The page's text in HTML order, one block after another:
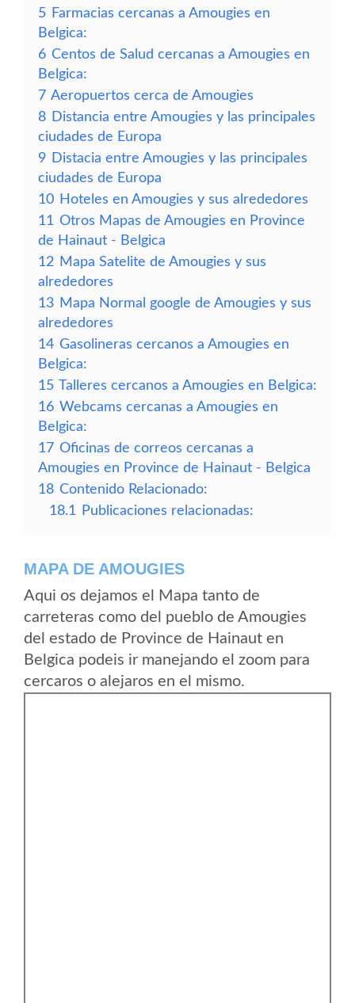
5 Farmacias cercanas a Amougies en
Belgica:
6 Centos de Salud cercanas a Amougies en
Belgica:
7 Aeropuertos cerca de Amougies
8 Distancia entre Amougies y las principales
ciudades de Europa
9 Distacia entre Amougies y las principales
ciudades de Europa
10 Hoteles en Amougies y sus alrededores
11 Otros Mapas de Amougies en Province
de Hainaut - Belgica
12 Mapa Satelite de Amougies y sus
alrededores
13 Mapa Normal google de Amougies y sus
alrededores
14 Gasolineras cercanos a Amougies en
Belgica:
15 Talleres cercanos a Amougies en Belgica:
16 Webcams cercanas a Amougies en
Belgica:
17 Oficinas de correos cercanas a
Amougies en Province de Hainaut - Belgica
18 Contenido Relacionado:
18.1
Publicaciones relacionadas:
MAPA DE AMOUGIES
Aqui os dejamos el Mapa tanto de
carreteras como del pueblo de Amougies
del estado de Province de Hainaut en
Belgica podeis ir manejando el zoom para
cercaros o alejaros en el mismo.